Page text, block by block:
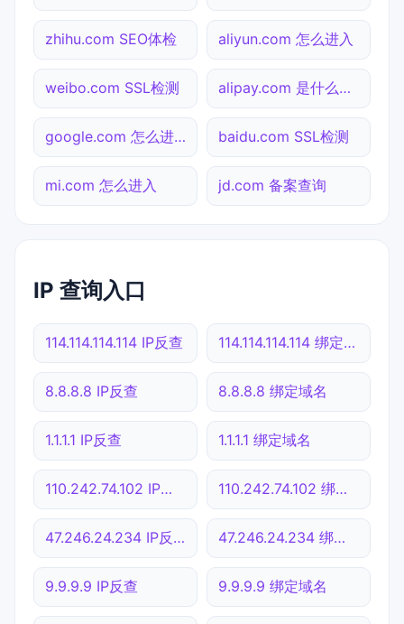
zhihu.com SEO体检 aliyun.com 怎么进入
weibo.com SSL检测 alipay.com 是什么网站
google.com 怎么进入 baidu.com SSL检测
mi.com 怎么进入 jd.com 备案查询
IP 查询入口
114.114.114.114 IP反查 114.114.114.114 绑定域名
8.8.8.8 IP反查 8.8.8.8 绑定域名
1.1.1.1 IP反查 1.1.1.1 绑定域名
110.242.74.102 IP反查 110.242.74.102 绑定域名
47.246.24.234 IP反查 47.246.24.234 绑定域名
9.9.9.9 IP反查 9.9.9.9 绑定域名